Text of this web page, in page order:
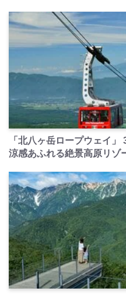
「北八ヶ岳ロープウェイ」
涼感あふれる絶景高原リゾ